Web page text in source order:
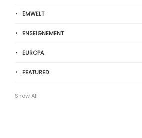
ËMWELT
ENSEIGNEMENT
EUROPA
FEATURED
Show All